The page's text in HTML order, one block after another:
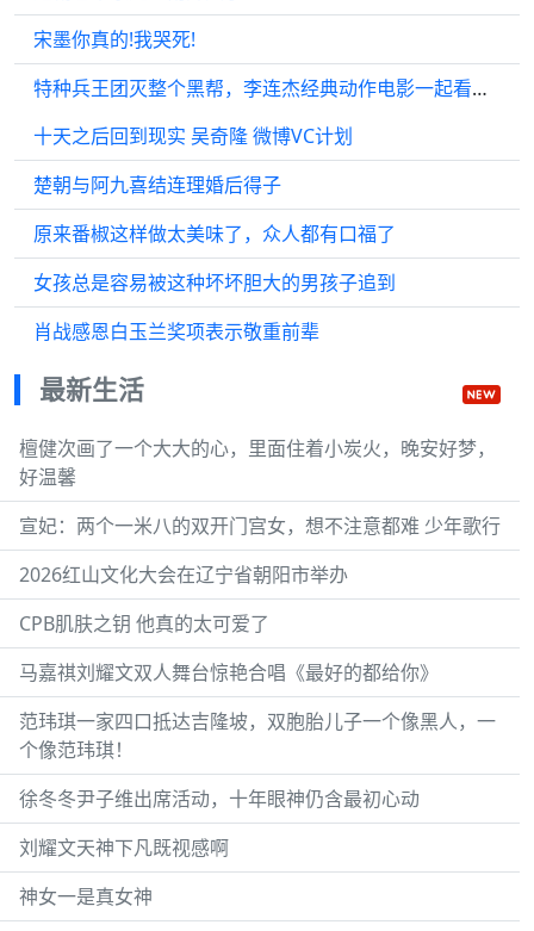
宋墨你真的!我哭死!
特种兵王团灭整个黑帮，李连杰经典动作电影一起看电影
十天之后回到现实 吴奇隆 微博VC计划
楚朝与阿九喜结连理婚后得子
原来番椒这样做太美味了，众人都有口福了
女孩总是容易被这种坏坏胆大的男孩子追到
肖战感恩白玉兰奖项表示敬重前辈
最新生活
檀健次画了一个大大的心，里面住着小炭火，晚安好梦，
好温馨
宣妃：两个一米八的双开门宫女，想不注意都难 少年歌行
2026红山文化大会在辽宁省朝阳市举办
CPB肌肤之钥 他真的太可爱了
马嘉祺刘耀文双人舞台惊艳合唱《最好的都给你》
范玮琪一家四口抵达吉隆坡，双胞胎儿子一个像黑人，一
个像范玮琪！
徐冬冬尹子维出席活动，十年眼神仍含最初心动
刘耀文天神下凡既视感啊
神女一是真女神